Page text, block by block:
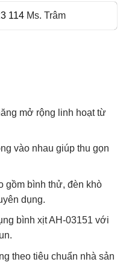
114Ms. Trâm
mở rộng linh hoạt từ
vào nhau giúp thu gọn
gồm bình thử, đèn khò
dụng.
bình xịt AH-03151 với
theo tiêu chuẩn nhà sản